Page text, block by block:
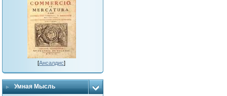
[Ансалдис]
Умная Мысль